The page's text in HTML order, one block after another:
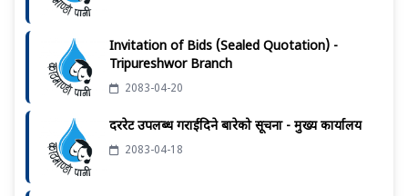
Invitation of Bids (Sealed Quotation) -
Tripureshwor Branch
2083-04-20
दररेट उपलब्ध गराईदिने बारेको सूचना - मुख्य कार्यालय
2083-04-18